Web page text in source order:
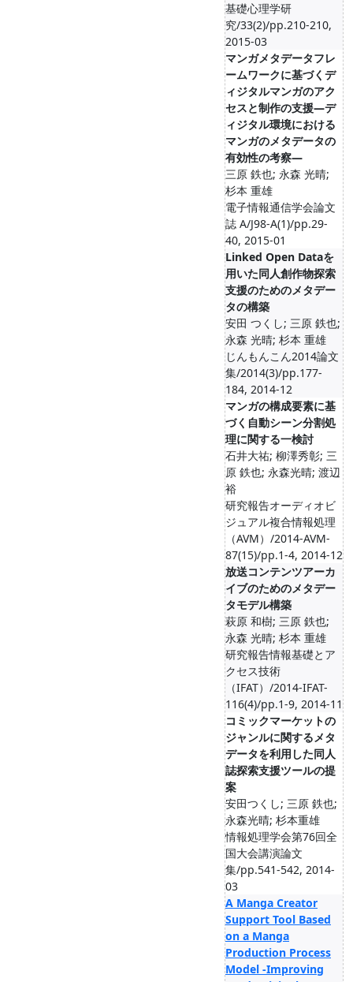
基礎心理学研
究/33(2)/pp.210-210,
2015-03
マンガメタデータフレ
ームワークに基づくデ
ィジタルマンガのアク
セスと制作の支援―デ
ィジタル環境における
マンガのメタデータの
有効性の考察―
三原 鉄也; 永森 光晴;
杉本 重雄
電子情報通信学会論文
誌 A/J98-A(1)/pp.29-
40, 2015-01
Linked Open Dataを
用いた同人創作物探索
支援のためのメタデー
タの構築
安田 つくし; 三原 鉄也;
永森 光晴; 杉本 重雄
じんもんこん2014論文
集/2014(3)/pp.177-
184, 2014-12
マンガの構成要素に基
づく自動シーン分割処
理に関する一検討
石井大祐; 柳澤秀彰; 三
原 鉄也; 永森光晴; 渡辺
裕
研究報告オーディオビ
ジュアル複合情報処理
（AVM）/2014-AVM-
87(15)/pp.1-4, 2014-12
放送コンテンツアーカ
イブのためのメタデー
タモデル構築
萩原 和樹; 三原 鉄也;
永森 光晴; 杉本 重雄
研究報告情報基礎とア
クセス技術
（IFAT）/2014-IFAT-
116(4)/pp.1-9, 2014-11
コミックマーケットの
ジャンルに関するメタ
データを利用した同人
誌探索支援ツールの提
案
安田つくし; 三原 鉄也;
永森光晴; 杉本重雄
情報処理学会第76回全
国大会講演論文
集/pp.541-542, 2014-
03
A Manga Creator
Support Tool Based
on a Manga
Production Process
Model -Improving